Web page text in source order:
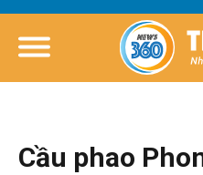
Cầu phao